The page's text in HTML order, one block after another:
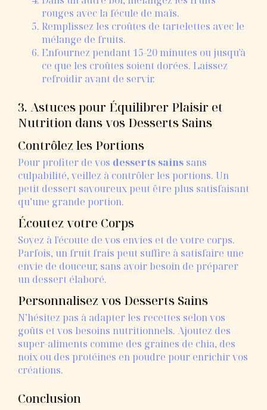
rouges avec la fécule de maïs.
Remplissez les croûtes de tartelettes avec le
mélange de fruits.
Enfournez pendant 15-20 minutes ou jusqu'à
ce que les croûtes soient dorées. Laissez
refroidir avant de servir.
3. Astuces pour Équilibrer Plaisir et
Nutrition dans vos Desserts Sains
Contrôlez les Portions
Pour profiter de vos desserts sains sans
culpabilité, veillez à contrôler les portions. Un
petit dessert savoureux peut être plus satisfaisant
qu’une grande portion.
Écoutez votre Corps
Soyez à l'écoute de vos envies et de votre corps.
Parfois, un fruit frais peut suffire à satisfaire une
envie de douceur, sans avoir besoin de préparer
un dessert élaboré.
Personnalisez vos Desserts Sains
N’hésitez pas à adapter les recettes selon vos
goûts et vos besoins nutritionnels. Ajoutez des
super-aliments comme des graines de chia, des
noix ou des protéines en poudre pour enrichir vos
créations.
Conclusion